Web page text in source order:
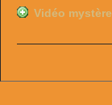
Vidéo mystère